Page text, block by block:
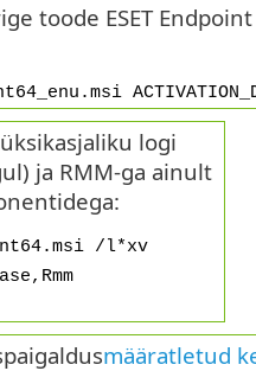
toode ESET
logi
ja RMM-ga ainult
/l*xv
määratletud